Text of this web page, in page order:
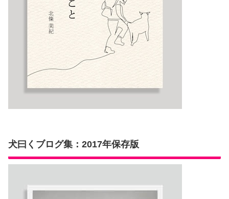
犬曰くブログ集：2017年保存版